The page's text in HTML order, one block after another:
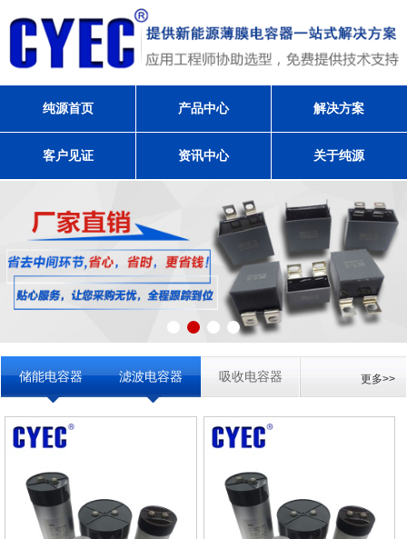
纯源首页 产品中心 解决方案
客户见证 资讯中心 关于纯源
储能电容器 滤波电容器 吸收电容器 更多>>